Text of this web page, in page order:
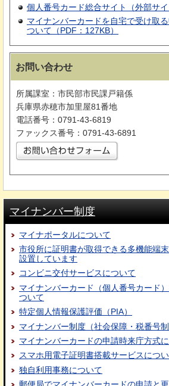
個人番号カード総合サイト（外部サイ
マイナンバーカードを自宅で受け取
ついて（PDF：127KB）
お問い合わせ
所属課室：市民部市民課戸籍係
兵庫県赤穂市加里屋81番地
電話番号：0791-43-6819
ファックス番号：0791-43-6891
マイナンバー制度
マイナポータルについて
市役所に証明書が取得できる多機能端
設置しています
コンビニ交付サービスについて
マイナンバーカード（個人番号カード
ついて
特定個人情報保護評価（PIA）
マイナンバー制度（社会保障・税番号
マイナンバーカードの申請時来庁方式
スマホ用電子証明書搭載サービスにつ
独自利用事務について